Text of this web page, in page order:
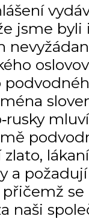
jsme byli
a
přičemž
naši